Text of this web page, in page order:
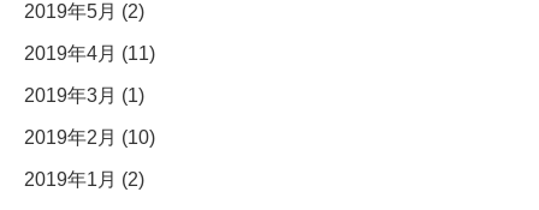
2019年5月 (2)
2019年4月 (11)
2019年3月 (1)
2019年2月 (10)
2019年1月 (2)